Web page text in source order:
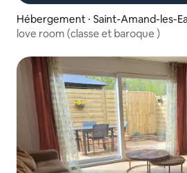
Hébergement ⋅ Saint-Amand-les-
love room (classe et baroque )